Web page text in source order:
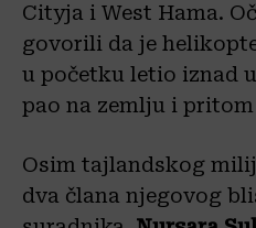
Cityja i West Hama.
govorili da je
u početku letio iznad
pao na zemlju i pritom
Osim tajlandskog
dva člana njegovog